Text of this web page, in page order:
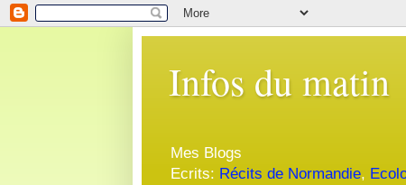
Infos du matin
Mes Blogs
Ecrits: Récits de Normandie,